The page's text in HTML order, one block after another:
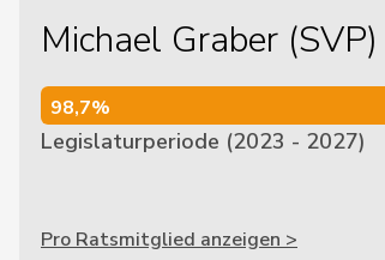
Michael Graber (SVP)
98,7%
98,7%
Legislaturperiode (2023 - 2027)
Pro Ratsmitglied anzeigen >